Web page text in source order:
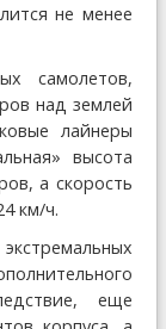
не менее
самолетов,
над землей
лайнеры
высота
а скорость
км/ч.
еще